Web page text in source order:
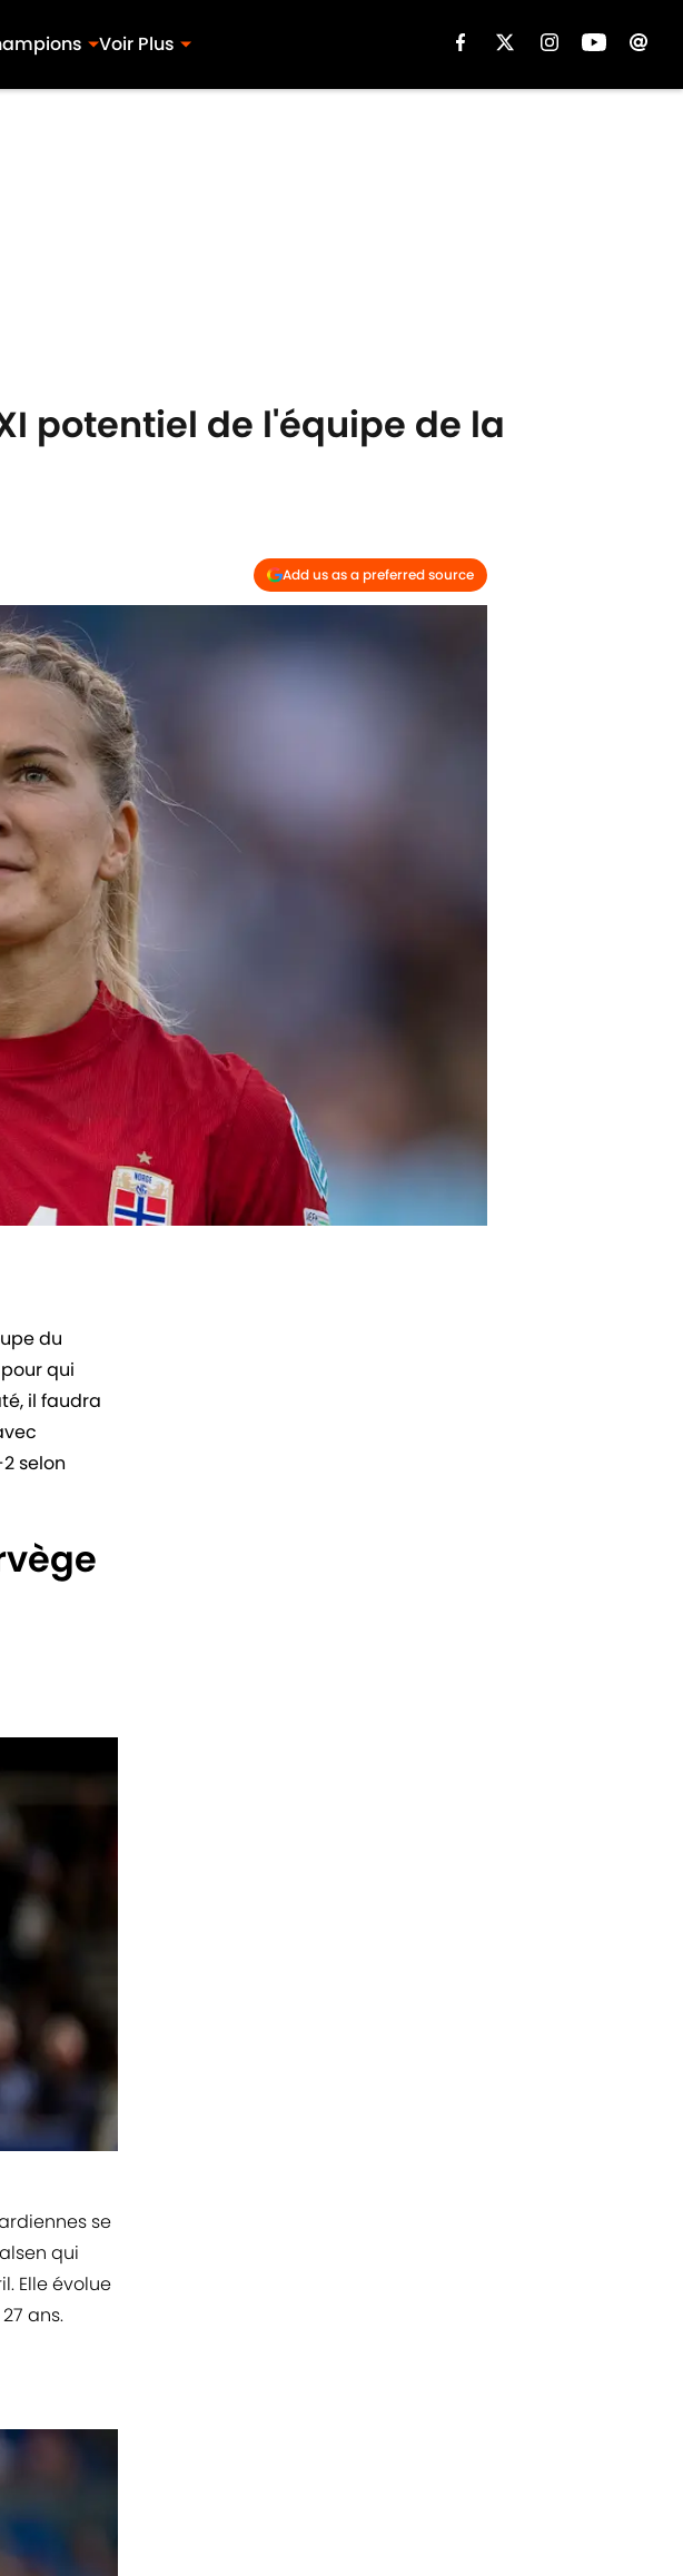
Voir Plus
potentiel de l'équipe de la
Add us as a preferred source
du
qui
il faudra
selon
se
qui
Elle évolue
ans.